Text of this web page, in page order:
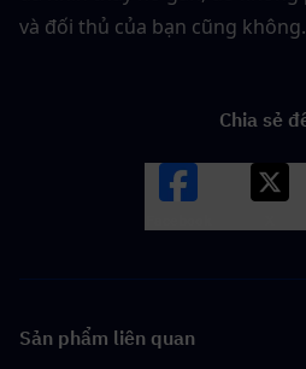
và đối thủ của bạn cũng không.
Chia sẻ
Sản phẩm liên quan